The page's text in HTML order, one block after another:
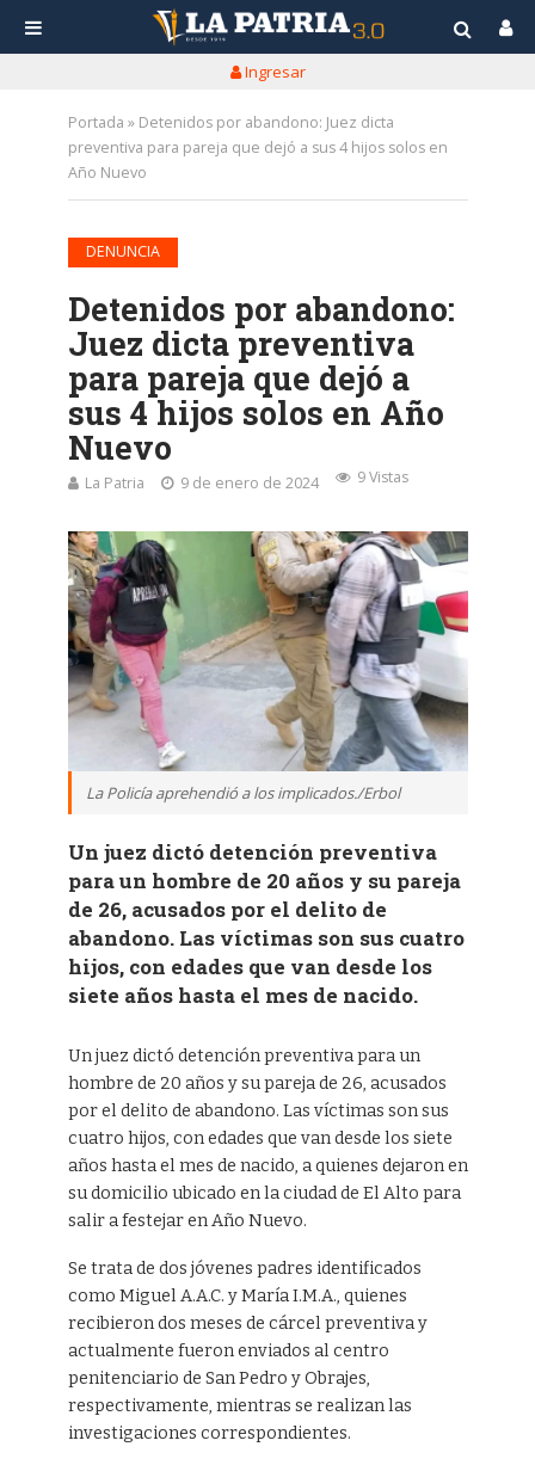
Ingresar
Portada » Detenidos por abandono: Juez dicta
preventiva para pareja que dejó a sus 4 hijos solos en
Año Nuevo
DENUNCIA
Detenidos por abandono:
Juez dicta preventiva
para pareja que dejó a
sus 4 hijos solos en Año
Nuevo
La Patria 9 de enero de 2024 9 Vistas
La Policía aprehendió a los implicados./Erbol
Un juez dictó detención preventiva
para un hombre de 20 años y su pareja
de 26, acusados por el delito de
abandono. Las víctimas son sus cuatro
hijos, con edades que van desde los
siete años hasta el mes de nacido.
Un juez dictó detención preventiva para un
hombre de 20 años y su pareja de 26, acusados
por el delito de abandono. Las víctimas son sus
cuatro hijos, con edades que van desde los siete
años hasta el mes de nacido, a quienes dejaron en
su domicilio ubicado en la ciudad de El Alto para
salir a festejar en Año Nuevo.
Se trata de dos jóvenes padres identificados
como Miguel A.A.C. y María I.M.A., quienes
recibieron dos meses de cárcel preventiva y
actualmente fueron enviados al centro
penitenciario de San Pedro y Obrajes,
respectivamente, mientras se realizan las
investigaciones correspondientes.